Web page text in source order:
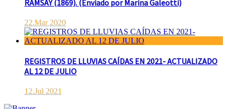
RAMSAY (1869). (Enviado por Marina Galeotti)
22.Mar 2020
REGISTROS DE LLUVIAS CAÍDAS EN 2021- ACTUALIZADO
AL 12 DE JULIO
12.Jul 2021